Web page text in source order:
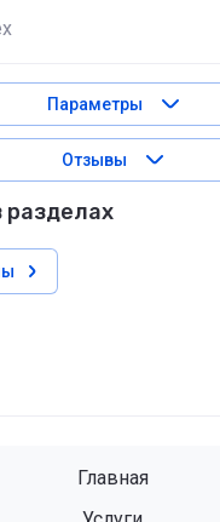
Параметры
Отзывы
разделах
Главная